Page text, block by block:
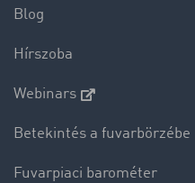
Blog
Hírszoba
Webinars
Betekintés a fuvarbörzébe
Fuvarpiaci barométer